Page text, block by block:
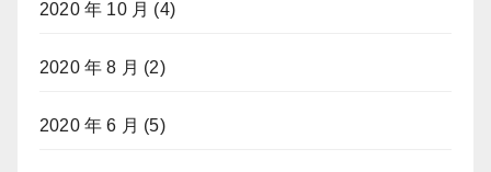
2020 年 10 月 (4)
2020 年 8 月 (2)
2020 年 6 月 (5)